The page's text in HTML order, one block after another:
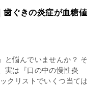
歯ぐきの炎症が血糖値
と悩んでいませんか？ そ
実は『口の中の慢性炎
クリストでいくつ当ては